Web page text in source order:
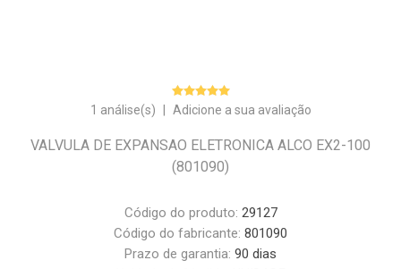
1 análise(s) Adicione a sua avaliação
VALVULA DE EXPANSAO ELETRONICA ALCO EX2-100
(801090)
Código do produto: 29127
Código do fabricante: 801090
Prazo de garantia: 90 dias